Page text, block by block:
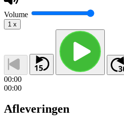
Volume
1 x
00:00
00:00
Afleveringen